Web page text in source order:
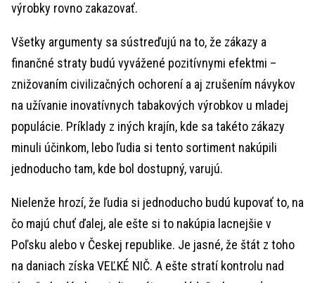
výrobky rovno zakazovať.
Všetky argumenty sa sústreďujú na to, že zákazy a
finančné straty budú vyvážené pozitívnymi efektmi –
znižovaním civilizačných ochorení a aj zrušením návykov
na užívanie inovatívnych tabakových výrobkov u mladej
populácie. Príklady z iných krajín, kde sa takéto zákazy
minuli účinkom, lebo ľudia si tento sortiment nakúpili
jednoducho tam, kde bol dostupný, varujú.
Nielenže hrozí, že ľudia si jednoducho budú kupovať to, na
čo majú chuť ďalej, ale ešte si to nakúpia lacnejšie v
Poľsku alebo v Českej republike. Je jasné, že štát z toho
na daniach získa VEĽKÉ NIČ. A ešte stratí kontrolu nad